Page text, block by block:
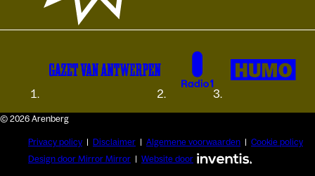
© 2026 Arenberg
Privacy policy Disclaimer Algemene voorwaarden
Cookie policy
Design door Mirror Mirror
Website door